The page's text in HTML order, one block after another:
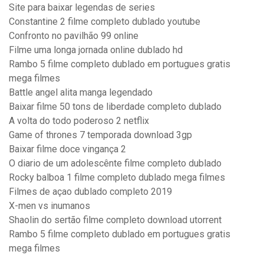
Site para baixar legendas de series
Constantine 2 filme completo dublado youtube
Confronto no pavilhão 99 online
Filme uma longa jornada online dublado hd
Rambo 5 filme completo dublado em portugues gratis
mega filmes
Battle angel alita manga legendado
Baixar filme 50 tons de liberdade completo dublado
A volta do todo poderoso 2 netflix
Game of thrones 7 temporada download 3gp
Baixar filme doce vingança 2
O diario de um adolescênte filme completo dublado
Rocky balboa 1 filme completo dublado mega filmes
Filmes de açao dublado completo 2019
X-men vs inumanos
Shaolin do sertão filme completo download utorrent
Rambo 5 filme completo dublado em portugues gratis
mega filmes